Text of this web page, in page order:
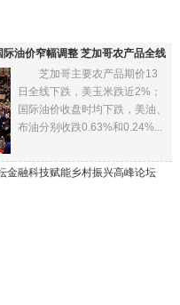
际油价窄幅调整 芝加哥农产品全线
芝加哥主要农产品期价13
日全线下跌，美玉米跌近2%；
国际油价收盘时均下跌，美油、
布油分别收跌0.63%和0.24%...
金融科技赋能乡村振兴高峰论坛